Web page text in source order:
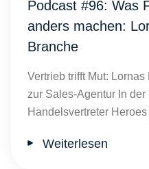
Podcast #96: Was
anders machen:
Branche
Vertrieb trifft Mut:
zur Sales-Agentur In
Handelsvertreter
Weiterlesen